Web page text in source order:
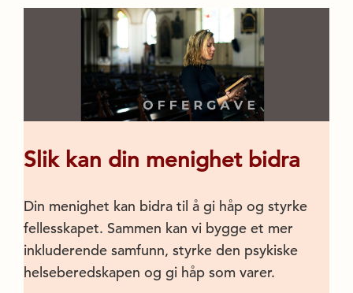
Slik kan din menighet bidra
Din menighet kan bidra til å gi håp og styrke
fellesskapet. Sammen kan vi bygge et mer
inkluderende samfunn, styrke den psykiske
helseberedskapen og gi håp som varer.